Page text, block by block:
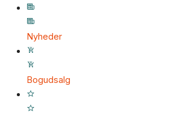
Nyheder
Bogudsalg